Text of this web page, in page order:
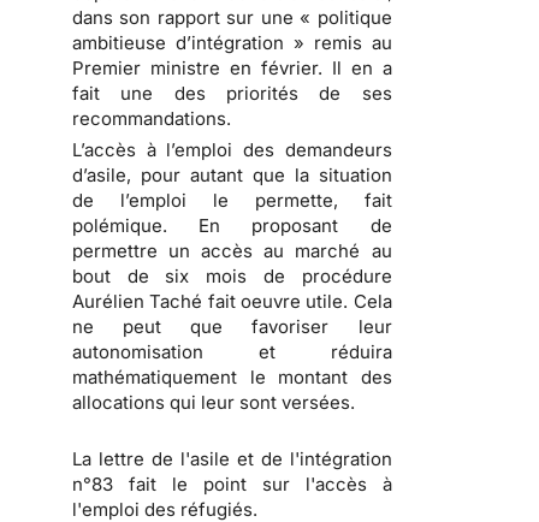
dans son rapport sur une « politique
ambitieuse d’intégration » remis au
Premier ministre en février. Il en a
fait une des priorités de ses
recommandations.
L’accès à l’emploi des demandeurs
d’asile, pour autant que la situation
de l’emploi le permette, fait
polémique. En proposant de
permettre un accès au marché au
bout de six mois de procédure
Aurélien Taché fait oeuvre utile. Cela
ne peut que favoriser leur
autonomisation et réduira
mathématiquement le montant des
allocations qui leur sont versées.
La lettre de l'asile et de l'intégration
n°83 fait le point sur l'accès à
l'emploi des réfugiés.